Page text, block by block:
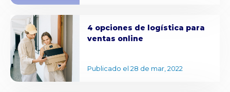
Publicado el 28 de mar, 2022
4 opciones de logística para
ventas online